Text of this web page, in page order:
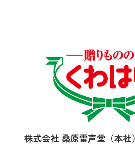
株式会社 桑原雷声堂（本社）